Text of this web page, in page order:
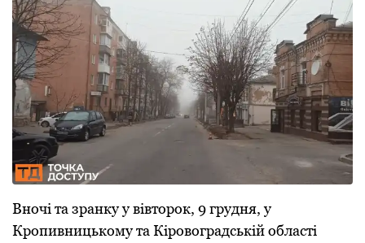
Вночі та зранку у вівторок, 9 грудня, у
Кропивницькому та Кіровоградській області